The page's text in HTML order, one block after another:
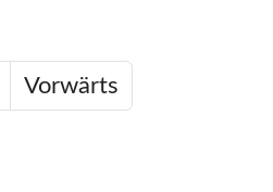
Vorwärts